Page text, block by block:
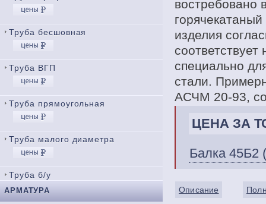
Труба бесшовная
Труба ВГП
Труба прямоугольная
Труба малого диаметра
Труба б/у
АРМАТУРА
востребовано
изделия
специально
стали.
АСЧМ 20-93,
ЦЕНА ЗА
Балка 45Б2
Описание